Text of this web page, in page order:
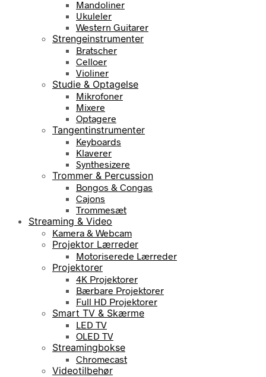
Mandoliner
Ukuleler
Western Guitarer
Strengeinstrumenter
Bratscher
Celloer
Violiner
Studie & Optagelse
Mikrofoner
Mixere
Optagere
Tangentinstrumenter
Keyboards
Klaverer
Synthesizere
Trommer & Percussion
Bongos & Congas
Cajons
Trommesæt
Streaming & Video
Kamera & Webcam
Projektor Lærreder
Motoriserede Lærreder
Projektorer
4K Projektorer
Bærbare Projektorer
Full HD Projektorer
Smart TV & Skærme
LED TV
OLED TV
Streamingbokse
Chromecast
Videotilbehør